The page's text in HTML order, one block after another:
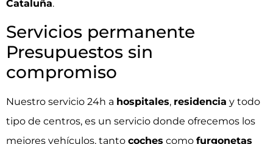
Cataluña.
Servicios permanente
Presupuestos sin
compromiso
Nuestro servicio 24h a hospitales, residencia y todo
tipo de centros, es un servicio donde ofrecemos los
mejores vehículos, tanto coches como furgonetas